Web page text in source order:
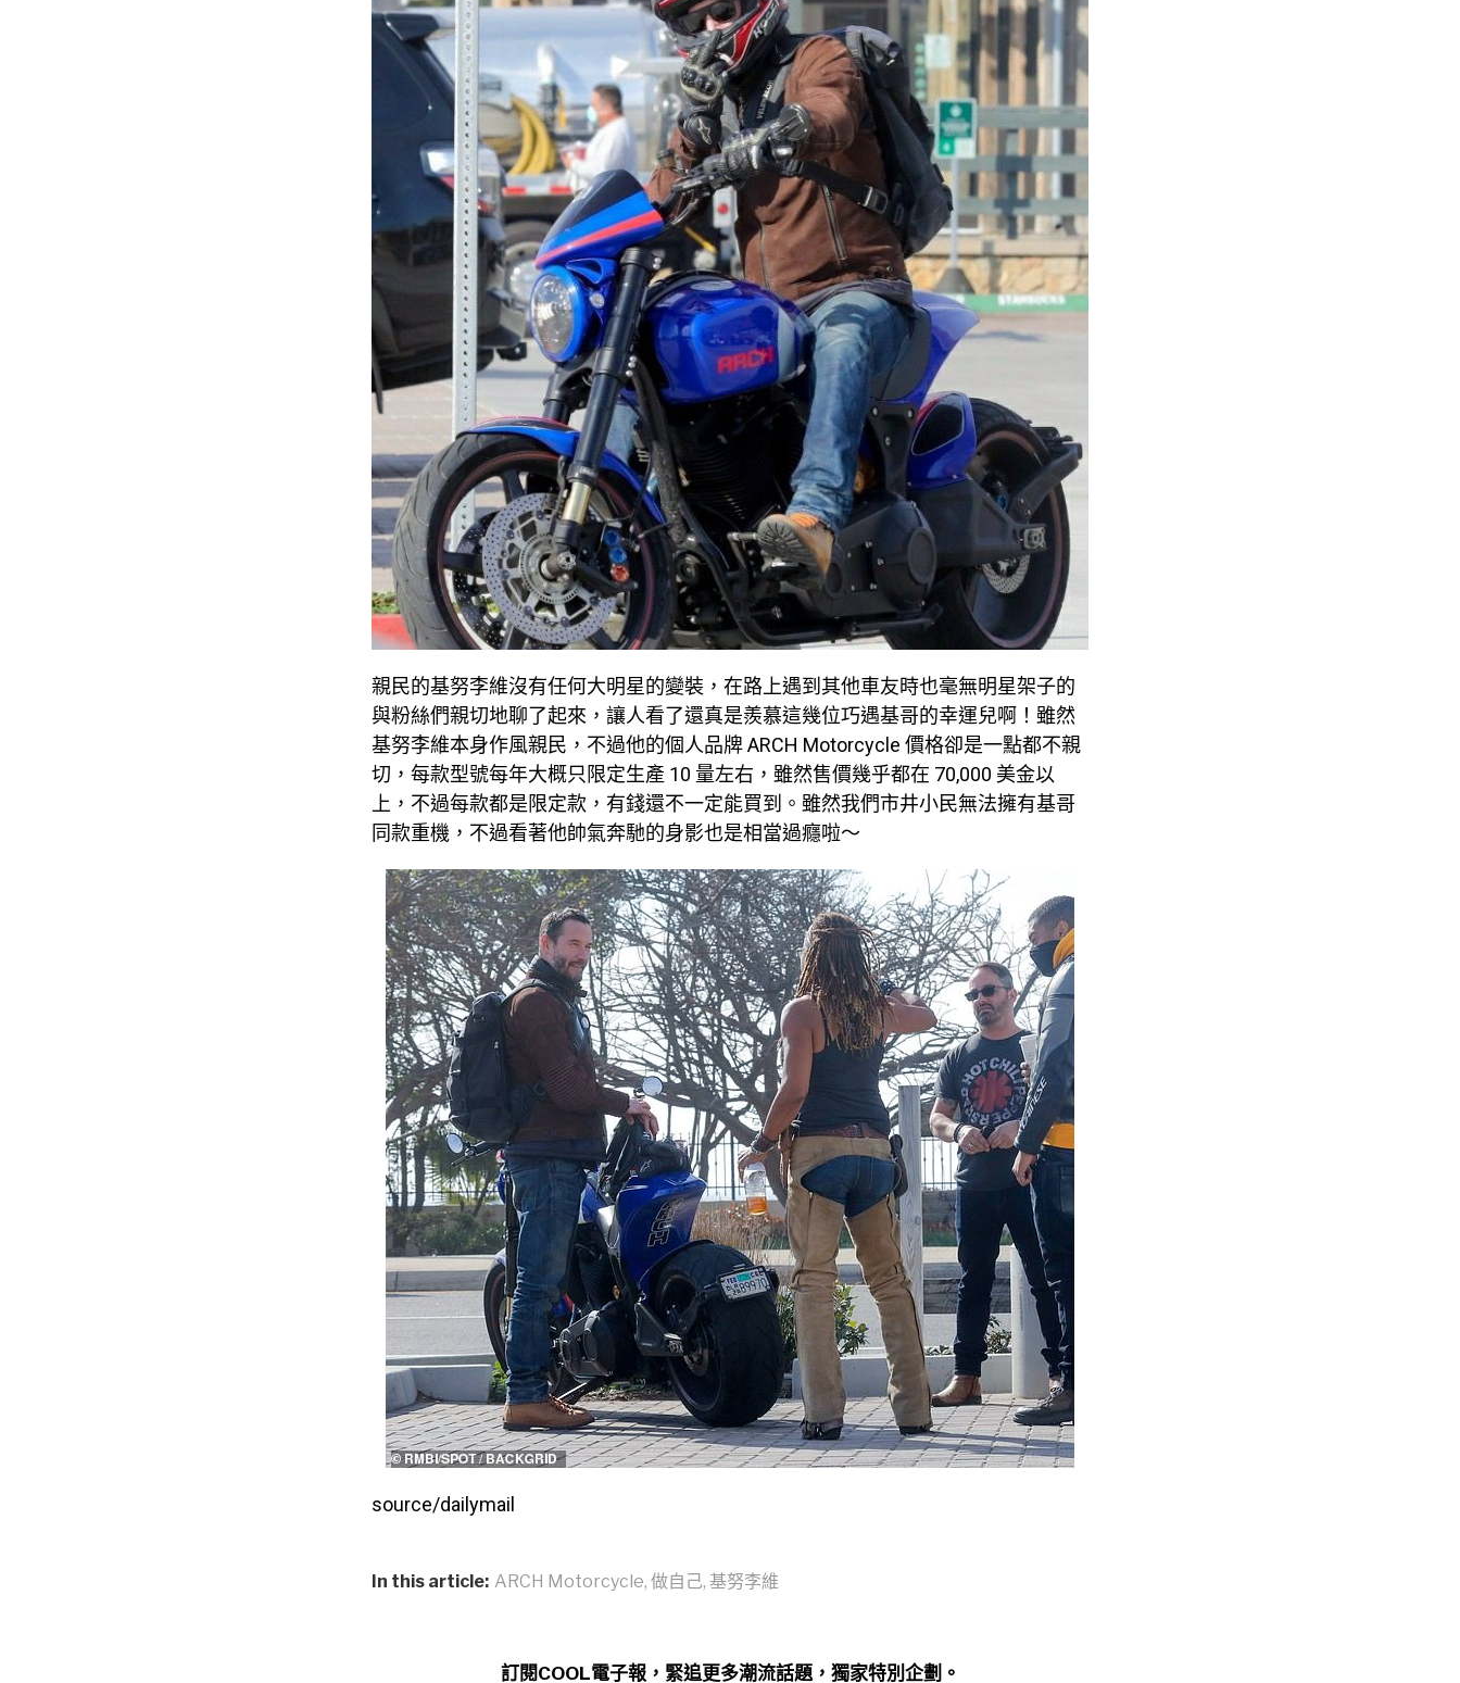
親民的基努李維沒有任何大明星的變裝，在路上遇到其他車友時也毫無明星架子的
與粉絲們親切地聊了起來，讓人看了還真是羨慕這幾位巧遇基哥的幸運兒啊！雖然
基努李維本身作風親民，不過他的個人品牌 ARCH Motorcycle 價格卻是一點都不親
切，每款型號每年大概只限定生產 10 量左右，雖然售價幾乎都在 70,000 美金以
上，不過每款都是限定款，有錢還不一定能買到。雖然我們市井小民無法擁有基哥
同款重機，不過看著他帥氣奔馳的身影也是相當過癮啦～
source/dailymail
In this article: ARCH Motorcycle, 做自己, 基努李維
訂閱COOL電子報，緊追更多潮流話題，獨家特別企劃。